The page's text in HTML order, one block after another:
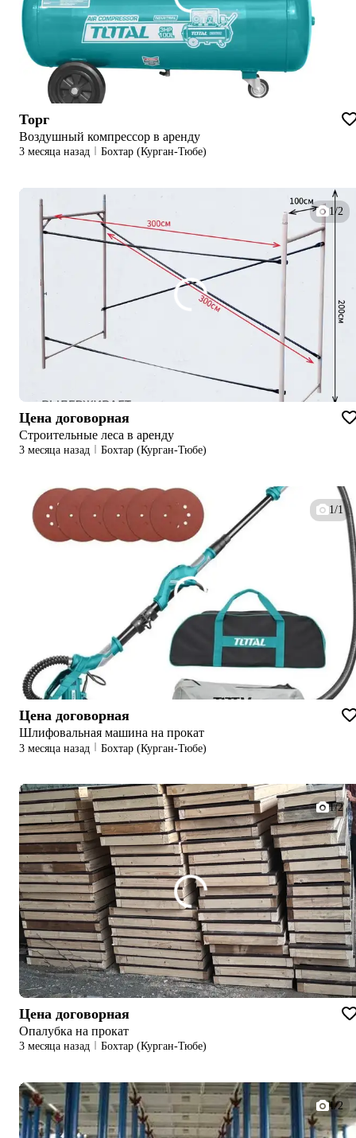
Торг
Воздушный компрессор в аренду
3 месяца назад Бохтар (Курган-Тюбе)
1/2
Цена договорная
Строительные леса в аренду
3 месяца назад Бохтар (Курган-Тюбе)
1/1
Цена договорная
Шлифовальная машина на прокат
3 месяца назад Бохтар (Курган-Тюбе)
1/2
Цена договорная
Опалубка на прокат
3 месяца назад Бохтар (Курган-Тюбе)
1/2